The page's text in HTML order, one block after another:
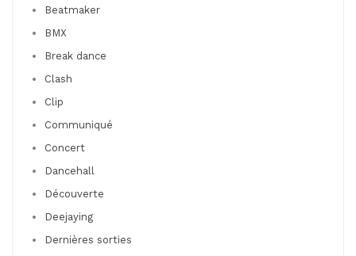
Beatmaker
BMX
Break dance
Clash
Clip
Communiqué
Concert
Dancehall
Découverte
Deejaying
Dernières sorties